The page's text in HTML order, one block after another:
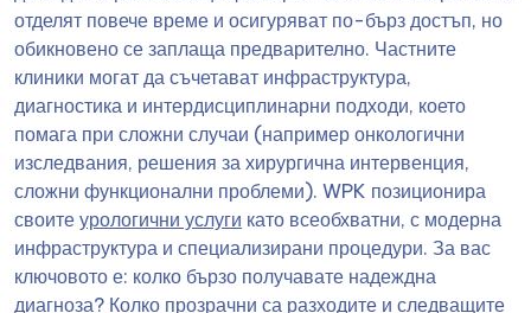
отделят повече време и осигуряват по-бърз достъп, но
обикновено се заплаща предварително. Частните
клиники могат да съчетават инфраструктура,
диагностика и интердисциплинарни подходи, което
помага при сложни случаи (например онкологични
изследвания, решения за хирургична интервенция,
сложни функционални проблеми). WPK позиционира
своите урологични услуги като всеобхватни, с модерна
инфраструктура и специализирани процедури. За вас
ключовото е: колко бързо получавате надеждна
диагноза? Колко прозрачни са разходите и следващите